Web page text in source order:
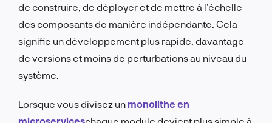
de construire, de déployer et de mettre à l’échelle
des composants de manière indépendante. Cela
signifie un développement plus rapide, davantage
de versions et moins de perturbations au niveau du
système.
Lorsque vous divisez un monolithe en
microserviceschaque module devient plus simple à